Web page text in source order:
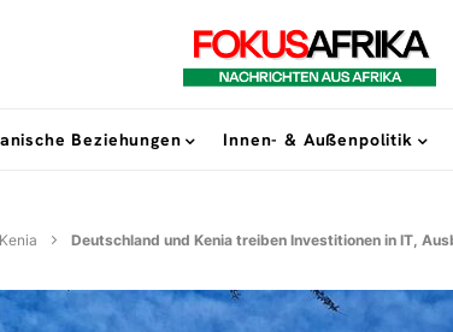
Beziehungen Innen- & Außenpolitik
Kenia Deutschland und Kenia treiben Investitionen in IT,